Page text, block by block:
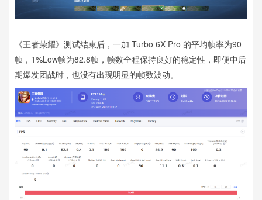
《王者荣耀》测试结束后，一加 Turbo 6X Pro 的平均帧率为90
帧，1%Low帧为82.8帧，帧数全程保持良好的稳定性，即便中后
期爆发团战时，也没有出现明显的帧数波动。